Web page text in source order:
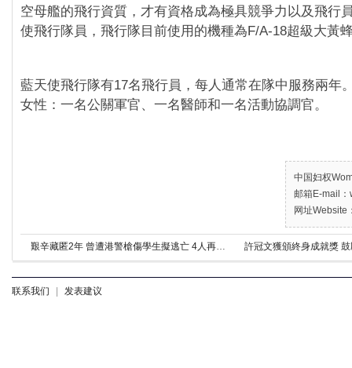
空母艦的飛行資質，才有資格成為極具競爭力以及飛行
使飛行隊員，飛行隊目前使用的機種為F/A-18超級大黃
藍天使飛行隊有17名飛行員，每人通常在隊中服務兩年
女性：一名公關軍官、一名醫師和一名活動協調官。
中国妇权
邮箱E-mail
网址Website
艱辛藏匿2年 曾遭港警槍傷學生擬逃亡 4人再被捕 許冠文獲頒終身成就獎
联系我们 发表建议